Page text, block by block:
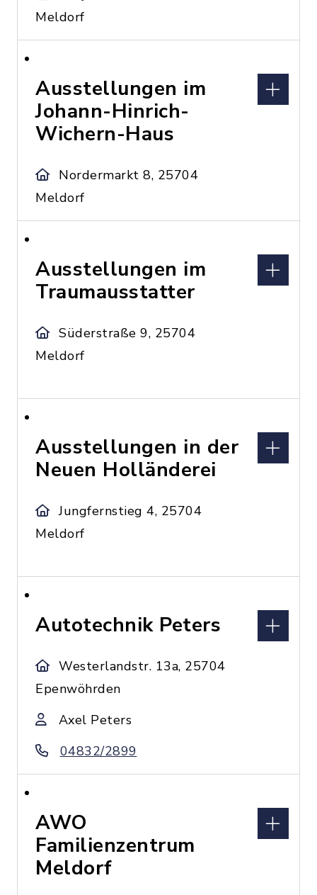
Meldorf
Ausstellungen im
Johann-Hinrich-
Wichern-Haus
Nordermarkt 8, 25704
Meldorf
Ausstellungen im
Traumausstatter
Süderstraße 9, 25704
Meldorf
Ausstellungen in der
Neuen Holländerei
Jungfernstieg 4, 25704
Meldorf
Autotechnik Peters
Westerlandstr. 13a, 25704
Epenwöhrden
Axel Peters
04832/2899
AWO
Familienzentrum
Meldorf